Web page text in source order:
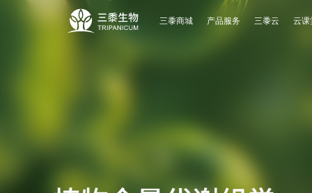
三黍商城 产品服务 三黍云 云课